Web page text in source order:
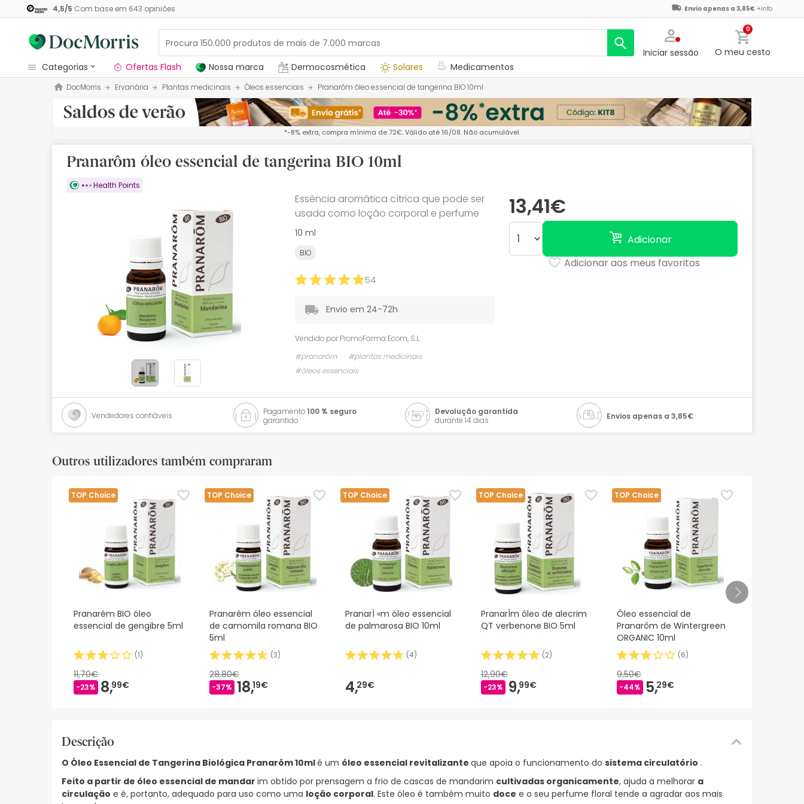
4,5/5 Com base em 643 opiniões Envio apenas a 3,85€ +info
Iniciar sessão
0
O meu cesto
categorias
Dermocosmetica
Nossa marca
Medicamentos
Cosmética
Promoções
Mais vendidos
Ofertas Flash Nossa marca Dermocosmética Solares Medicamentos
DocMorris Ervanária Plantas medicinais Óleos essenciais Pranarôm óleo essencial de tangerina BIO 10ml
*-8% extra, compra mínima de 72€. Válido até 16/08. Não acumulável.
Pranarôm óleo essencial de tangerina BIO 10ml
Health Points
13,41€
Adicionar
Adicionar aos meus favoritos
Essência aromática cítrica que pode ser
usada como loção corporal e perfume
10 ml
BIO
54
Envio em 24-72h
Vendido por PromoFarma Ecom, S.L.
#pranarôm
#plantas medicinais
#óleos essenciais
Vendedores confiáveis Pagamento100 % seguro
garantido
Devolução garantida
durante 14 dias
Envios apenas a 3,85€
Outros utilizadores também compraram
TOP Choice
Pranarém BIO óleo
essencial de gengibre 5ml
(1)
11,70€
-23% 8,99€
TOP Choice
Pranarém óleo essencial
de camomila romana BIO
5ml
(3)
28,80€
-37% 18,19€
TOP Choice
PranarÌ «m óleo essencial
de palmarosa BIO 10ml
(4)
4,29€
TOP Choice
PranarÌm óleo de alecrim
QT verbenone BIO 5ml
(2)
12,90€
-23% 9,99€
TOP Choice
Óleo essencial de
Pranarôm de Wintergreen
ORGANIC 10ml
(6)
9,50€
-44% 5,29€
Descrição
O Óleo Essencial de Tangerina Biológica Pranarôm 10mlé um óleo essencial revitalizante que apoia o funcionamento do sistema circulatório .
Feito a partir de óleo essencial de mandar im obtido por prensagem a frio de cascas de mandarim cultivadas organicamente, ajuda a melhorar a
circulação e é, portanto, adequado para uso como uma loção corporal. Este óleo é também muito doce e o seu perfume floral tende a agradar aos mais